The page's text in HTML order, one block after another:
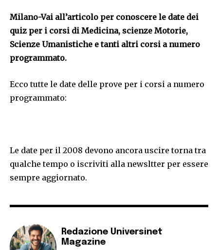
Milano-Vai all’articolo per conoscere le date dei
quiz per i corsi di Medicina, scienze Motorie,
Scienze Umanistiche e tanti altri corsi a numero
programmato.
Ecco tutte le date delle prove per i corsi a numero
programmato:
Le date per il 2008 devono ancora uscire torna tra
qualche tempo o iscriviti alla newsltter per essere
sempre aggiornato.
Redazione Universinet
Magazine